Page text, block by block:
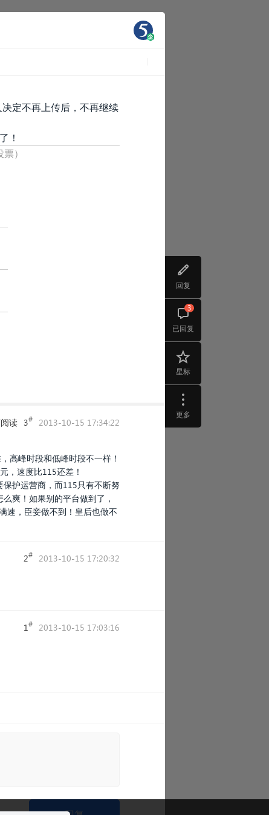
回复
已回复
3
星标
更多
定不再上传后，不再继续
！
）
读 3# 2013-10-15 17:34:22
高峰时段和低峰时段不一样！
，速度比115还差！
护运营商，而115只有不断努
爽！如果别的平台做到了，
速，臣妾做不到！皇后也做不
2# 2013-10-15 17:20:32
1# 2013-10-15 17:03:16